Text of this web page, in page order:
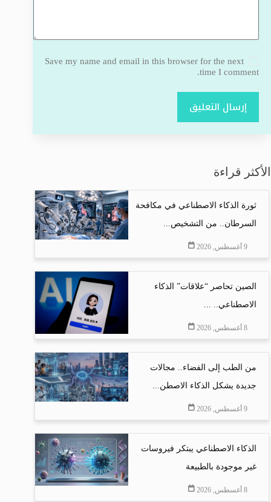
Save my name and email in this browser for the next
time I comment.
إرسال التعليق
الأكثر قراءة
ثورة الذكاء الاصطناعي في مكافحة
السرطان.. من التشخيص...
9 أغسطس, 2026
الصين تحاصر “علاقات” الذكاء
الاصطناعي.. ...
8 أغسطس, 2026
من الطب إلى الفضاء.. مجالات
جديدة يشكل الذكاء الاصطن...
9 أغسطس, 2026
الذكاء الاصطناعي يبتكر فيروسات
غير موجودة بالطبيعة
8 أغسطس, 2026